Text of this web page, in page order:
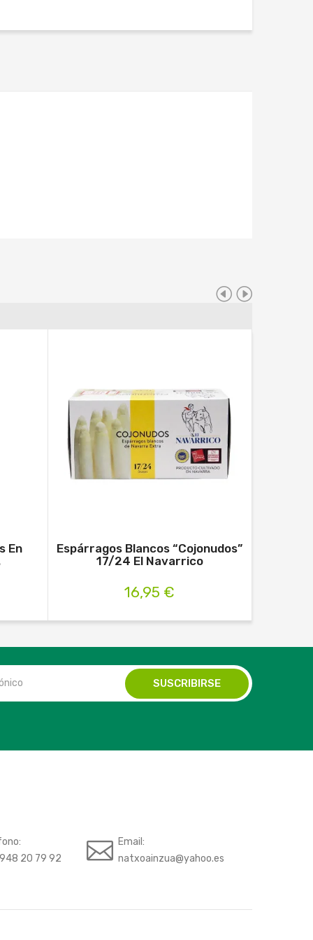
En
Espárragos Blancos “Cojonudos”
17/24 El Navarrico
16,95 €
20 79 92
Email:
natxoainzua@yahoo.es